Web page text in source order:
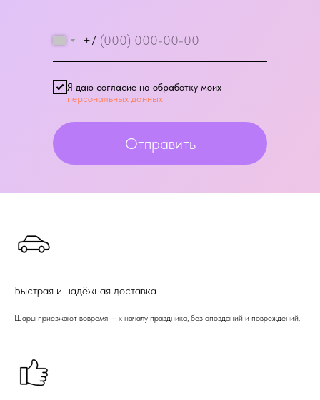
+7
Я даю согласие на обработку моих
персональных данных
Отправить
Быстрая и надёжная доставка
Шары приезжают вовремя — к началу праздника, без опозданий и повреждений.